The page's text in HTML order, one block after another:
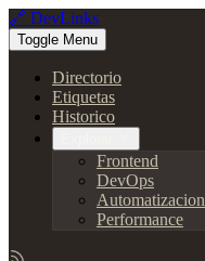
🔗 DevLinks
Toggle Menu
Directorio
Etiquetas
Historico
Frontend
DevOps
Automatizacion
Performance